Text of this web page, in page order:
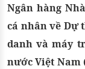
Ngân hàng
cá nhân về Dự
danh và máy
nước Việt Nam